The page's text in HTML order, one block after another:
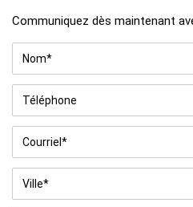
Communiquez dès maintenant
Nom *
Téléphone
Courriel *
Ville